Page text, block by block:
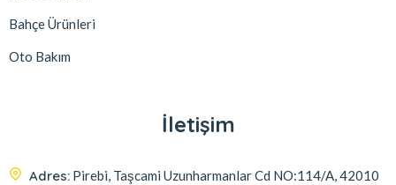
Bahçe Ürünleri
Oto Bakım
İletişim
Adres: Pirebi, Taşcami Uzunharmanlar Cd NO:114/A, 42010